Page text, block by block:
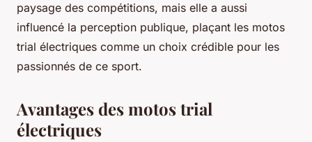
paysage des compétitions, mais elle a aussi
influencé la perception publique, plaçant les motos
trial électriques comme un choix crédible pour les
passionnés de ce sport.
Avantages des motos trial
électriques